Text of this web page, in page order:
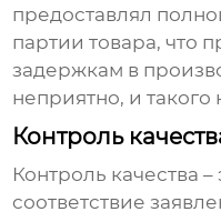
предоставлял
партии товара, что
задержкам в
неприятно, и
Контроль
Контроль качества
соответствие